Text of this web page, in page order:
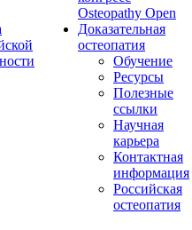
Osteopathy Open
Доказательная
остеопатия
Обучение
Ресурсы
Полезные
ссылки
Научная
карьера
Контактная
информация
Российская
остеопатия